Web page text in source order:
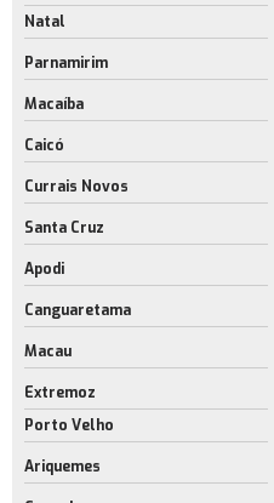
Natal
Parnamirim
Macaíba
Caicó
Currais Novos
Santa Cruz
Apodi
Canguaretama
Macau
Extremoz
Porto Velho
Ariquemes